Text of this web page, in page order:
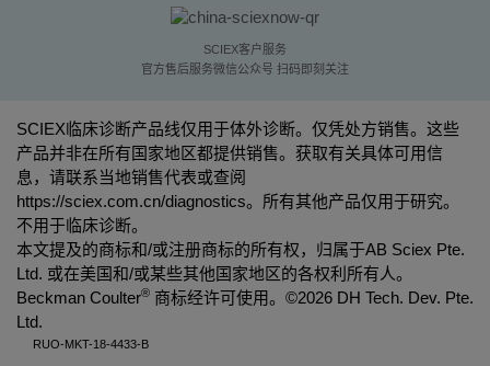
SCIEX客户服务
官方售后服务微信公众号 扫码即刻关注
SCIEX临床诊断产品线仅用于体外诊断。仅凭处方销售。这些
产品并非在所有国家地区都提供销售。获取有关具体可用信
息，请联系当地销售代表或查阅
https://sciex.com.cn/diagnostics。所有其他产品仅用于研究。
不用于临床诊断。
本文提及的商标和/或注册商标的所有权，归属于AB Sciex Pte.
Ltd. 或在美国和/或某些其他国家地区的各权利所有人。
Beckman Coulter® 商标经许可使用。©2026 DH Tech. Dev. Pte.
Ltd.
RUO-MKT-18-4433-B